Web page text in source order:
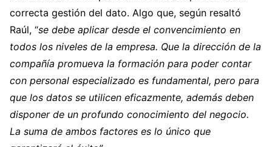
correcta gestión del dato. Algo que, según resaltó
Raúl, “se debe aplicar desde el convencimiento en
todos los niveles de la empresa. Que la dirección de la
compañía promueva la formación para poder contar
con personal especializado es fundamental, pero para
que los datos se utilicen eficazmente, además deben
disponer de un profundo conocimiento del negocio.
La suma de ambos factores es lo único que